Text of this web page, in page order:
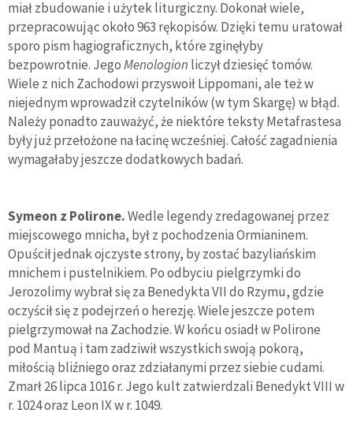
miał zbudowanie i użytek liturgiczny. Dokonał wiele,
przepracowując około 963 rękopisów. Dzięki temu uratował
sporo pism hagiograficznych, które zginęłyby
bezpowrotnie. JegoMenologion liczył dziesięć tomów.
Wiele z nich Zachodowi przyswoił Lippomani, ale też w
niejednym wprowadził czytelników (w tym Skargę) w błąd.
Należy ponadto zauważyć, że niektóre teksty Metafrastesa
były już przełożone na łacinę wcześniej. Całość zagadnienia
wymagałaby jeszcze dodatkowych badań.
Symeon z Polirone.Wedle legendy zredagowanej przez
miejscowego mnicha, był z pochodzenia Ormianinem.
Opuścił jednak ojczyste strony, by zostać bazyliańskim
mnichem i pustelnikiem. Po odbyciu pielgrzymki do
Jerozolimy wybrał się za Benedykta VII do Rzymu, gdzie
oczyścił się z podejrzeń o herezję. Wiele jeszcze potem
pielgrzymował na Zachodzie. W końcu osiadł w Polirone
pod Mantuą i tam zadziwił wszystkich swoją pokorą,
miłością bliźniego oraz zdziałanymi przez siebie cudami.
Zmarł 26 lipca 1016 r. Jego kult zatwierdzali Benedykt VIII w
r. 1024 oraz Leon IX w r. 1049.